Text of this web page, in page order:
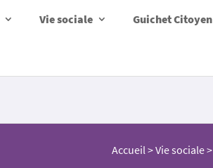
Vie sociale Guichet Citoyen
Accueil>Vie sociale>